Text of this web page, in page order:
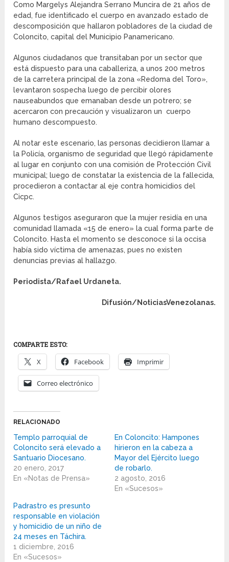
Como Margelys Alejandra Serrano Muncira de 21 años de
edad, fue identificado el cuerpo en avanzado estado de
descomposición que hallaron pobladores de la ciudad de
Coloncito, capital del Municipio Panamericano.
Algunos ciudadanos que transitaban por un sector que
está dispuesto para una caballeriza, a unos 200 metros
de la carretera principal de la zona «Redoma del Toro»,
levantaron sospecha luego de percibir olores
nauseabundos que emanaban desde un potrero; se
acercaron con precaución y visualizaron un cuerpo
humano descompuesto.
Al notar este escenario, las personas decidieron llamar a
la Policía, organismo de seguridad que llegó rápidamente
al lugar en conjunto con una comisión de Protección Civil
municipal; luego de constatar la existencia de la fallecida,
procedieron a contactar al eje contra homicidios del
Cicpc.
Algunos testigos aseguraron que la mujer residía en una
comunidad llamada «15 de enero» la cual forma parte de
Coloncito. Hasta el momento se desconoce si la occisa
había sido víctima de amenazas, pues no existen
denuncias previas al hallazgo.
Periodista/Rafael Urdaneta.
Difusión/NoticiasVenezolanas.
COMPARTE ESTO:
X Facebook Imprimir
Correo electrónico
RELACIONADO
Templo parroquial de
Coloncito será elevado a
Santuario Diocesano.
20 enero, 2017
En «Notas de Prensa»
En Coloncito: Hampones
hirieron en la cabeza a
Mayor del Ejército luego
de robarlo.
2 agosto, 2016
En «Sucesos»
Padrastro es presunto
responsable en violación
y homicidio de un niño de
24 meses en Táchira.
1 diciembre, 2016
En «Sucesos»